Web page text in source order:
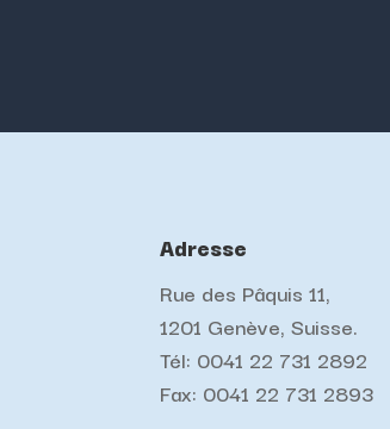
Adresse
Rue des Pâquis 11,
1201 Genève, Suisse.
Tél: 0041 22 731 2892
Fax: 0041 22 731 2893